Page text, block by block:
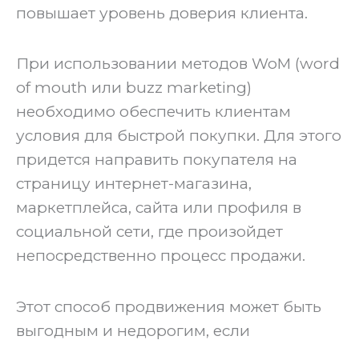
повышает уровень доверия клиента.
‍При использовании методов WoM (word
of mouth или buzz marketing)
необходимо обеспечить клиентам
условия для быстрой покупки. Для этого
придется направить покупателя на
страницу интернет-магазина,
маркетплейса, сайта или профиля в
социальной сети, где произойдет
непосредственно процесс продажи.
‍Этот способ продвижения может быть
выгодным и недорогим, если